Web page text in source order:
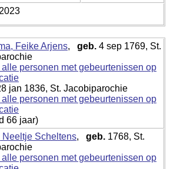
Feike Arjens, geb. 4 sep 1769, St.
jan 1836, St. Jacobiparochie
66 jaar)
Neeltje Scheltens, geb. 1768, St.